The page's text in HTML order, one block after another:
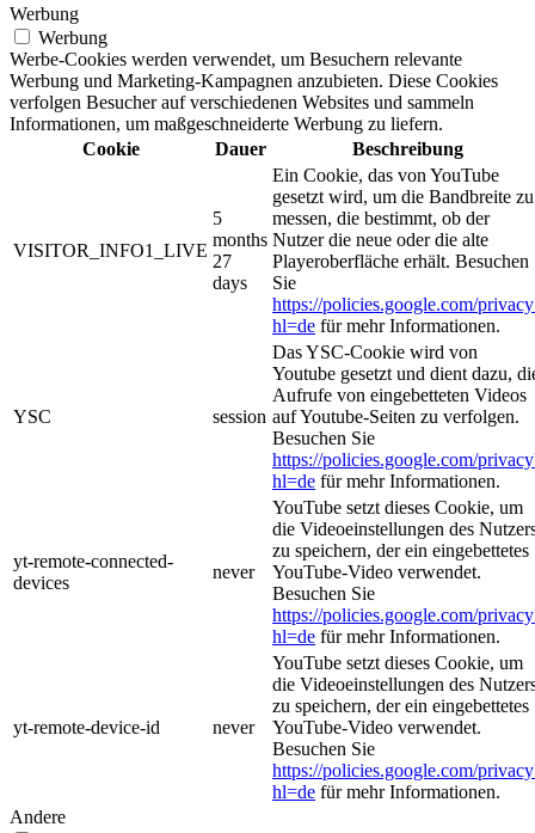
Werbung
Werbung
Werbe-Cookies werden verwendet, um Besuchern relevante
Werbung und Marketing-Kampagnen anzubieten. Diese Cookies
verfolgen Besucher auf verschiedenen Websites und sammeln
Informationen, um maßgeschneiderte Werbung zu liefern.
Cookie
Dauer Beschreibung
VISITOR_INFO1_LIVE
5
months
27
days
Ein Cookie, das von YouTube
gesetzt wird, um die Bandbreite zu
messen, die bestimmt, ob der
Nutzer die neue oder die alte
Playeroberfläche erhält. Besuchen
Sie
https://policies.google.com/
hl=de für mehr Informationen.
YSC session
Das YSC-Cookie wird von
Youtube gesetzt und dient dazu,
Aufrufe von eingebetteten Videos
auf Youtube-Seiten zu verfolgen.
Besuchen Sie
https://policies.google.com/
hl=de für mehr Informationen.
yt-remote-connected-
devices
never
YouTube setzt dieses Cookie, um
die Videoeinstellungen des
zu speichern, der ein eingebettetes
YouTube-Video verwendet.
Besuchen Sie
https://policies.google.com/
hl=de für mehr Informationen.
yt-remote-device-id never
YouTube setzt dieses Cookie, um
die Videoeinstellungen des
zu speichern, der ein eingebettetes
YouTube-Video verwendet.
Besuchen Sie
https://policies.google.com/
hl=de für mehr Informationen.
Andere